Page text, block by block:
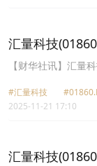
汇量科技
美元
【财华社讯】汇量
5453.3万美元，上
万美元，同比增长
#汇量科技
2025-11-21 17:10
汇量科技